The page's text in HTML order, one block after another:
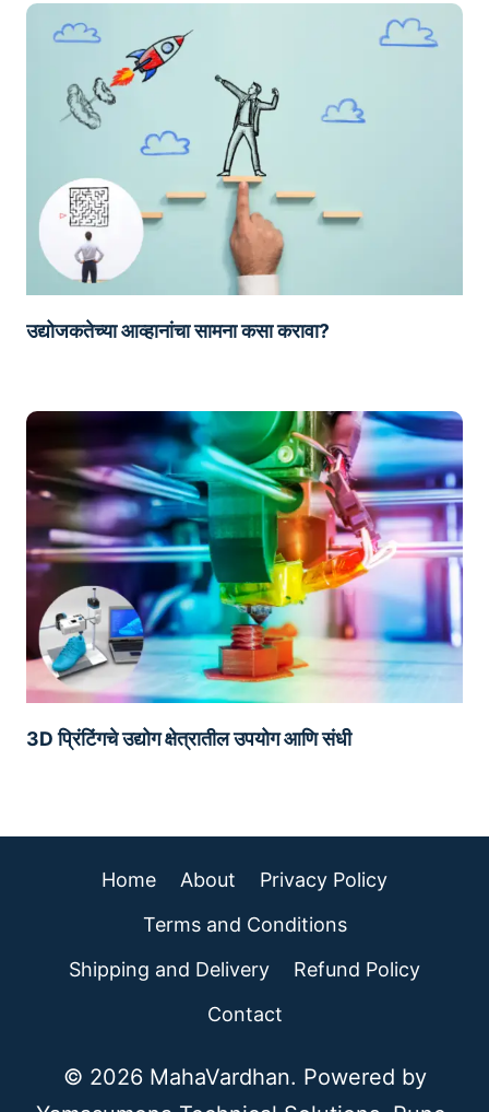
उद्योजकतेच्या आव्हानांचा सामना कसा करावा?
3D प्रिंटिंगचे उद्योग क्षेत्रातील उपयोग आणि संधी
Home About
Privacy Policy
Terms and Conditions
Shipping and Delivery
Refund Policy
Contact
© 2026 MahaVardhan. Powered by